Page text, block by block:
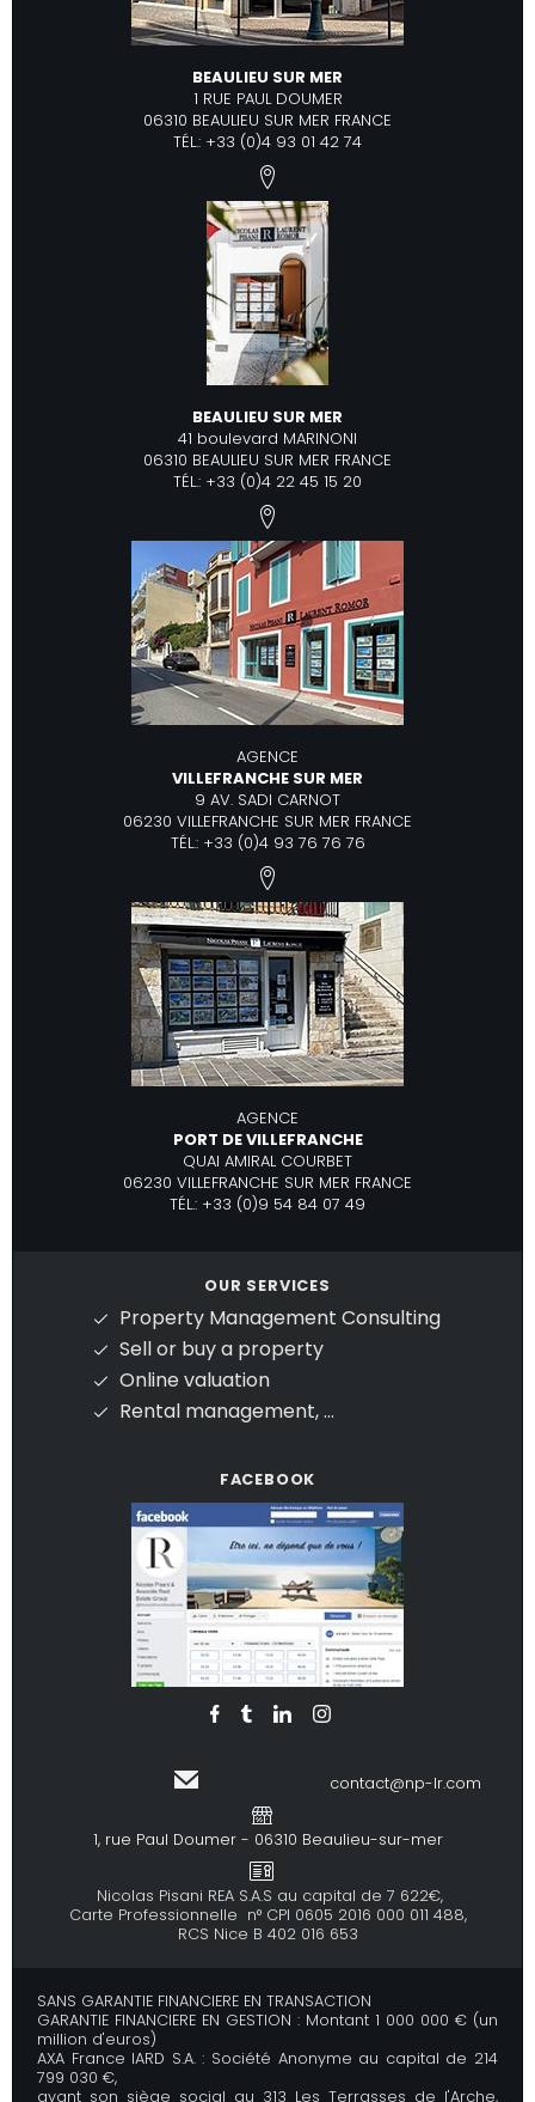
BEAULIEU SUR MER
1 RUE PAUL DOUMER
06310 BEAULIEU SUR MER FRANCE
TÉL.: +33 (0)4 93 01 42 74
BEAULIEU SUR MER
41 boulevard MARINONI
06310 BEAULIEU SUR MER FRANCE
TÉL.: +33 (0)4 22 45 15 20
AGENCE
VILLEFRANCHE SUR MER
9 AV. SADI CARNOT
06230 VILLEFRANCHE SUR MER FRANCE
TÉL.: +33 (0)4 93 76 76 76
AGENCE
PORT DE VILLEFRANCHE
QUAI AMIRAL COURBET
06230 VILLEFRANCHE SUR MER FRANCE
TÉL.: +33 (0)9 54 84 07 49
OUR SERVICES
Property Management Consulting
Sell or buy a property
Online valuation
Rental management, ...
FACEBOOK
contact@np-lr.com
1, rue Paul Doumer - 06310 Beaulieu-sur-mer
Nicolas Pisani REA S.A.S au capital de 7 622€,
Carte Professionnelle n° CPI 0605 2016 000 011 488,
RCS Nice B 402 016 653
SANS GARANTIE FINANCIERE EN TRANSACTION
GARANTIE FINANCIERE EN GESTION : Montant 1 000 000 € (un
million d'euros)
AXA France IARD S.A. : Société Anonyme au capital de 214
799 030 €,
ayant son siège social au 313 Les Terrasses de l'Arche,